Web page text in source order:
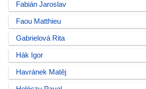
Fabián Jaroslav
Faou Matthieu
Gabrielová Rita
Hák Igor
Havránek Matěj